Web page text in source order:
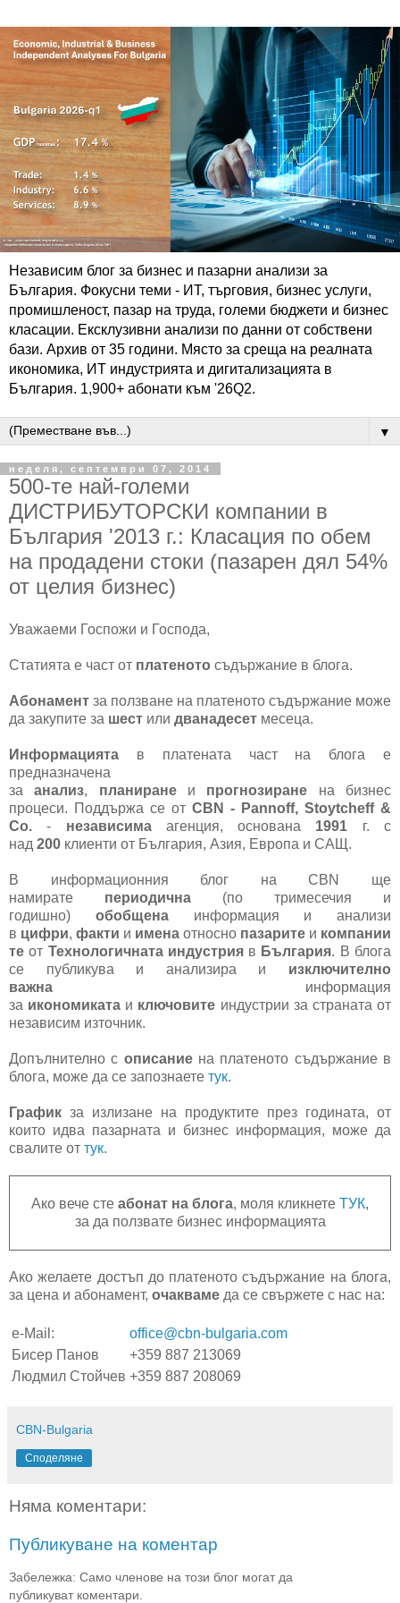
Независим блог за бизнес и пазарни анализи за
България. Фокусни теми - ИТ, търговия, бизнес услуги,
промишленост, пазар на труда, големи бюджети и бизнес
класации. Ексклузивни анализи по данни от собствени
бази. Архив от 35 години. Място за среща на реалната
икономика, ИТ индустрията и дигитализацията в
България. 1,900+ абонати към '26Q2.
▼
неделя, септември 07, 2014
500-те най-големи
ДИСТРИБУТОРСКИ компании в
България '2013 г.: Класация по обем
на продадени стоки (пазарен дял 54%
от целия бизнес)
Уважаеми Госпожи и Господа,
Статията е част от платеното съдържание в блога.
Абонамент за ползване на платеното съдържание може
да закупите за шест или дванадесет месеца.
Информацията в платената част на блога е
предназначена
заанализ, планиранеи прогнозиране на бизнес
процеси. Поддържа се от CBN - Pannoff, Stoytcheff &
Co. - независимаагенция, основана 1991 г. с
над 200 клиенти от България, Азия, Европа и САЩ.
В информационния блог на CBN ще
намирате периодична (по тримесечия и
годишно) обобщенаинформация и анализи
в цифри, факти и имена относно пазарите и компании
те от Технологичната индустрияв България. В блога
се публикува и анализира и изключително
важна информация
за икономиката и ключовите индустрии за страната от
независим източник.
Допълнително с описание на платеното съдържание в
блога, може да се запознаете тук.
График за излизане на продуктите през годината, от
които идва пазарната и бизнес информация, може да
свалите от тук.
Ако вече сте абонат на блога, моля кликнете ТУК,
за да ползвате бизнес информацията
Ако желаете достъп до платеното съдържание на блога,
за цена и абонамент, очакваме да се свържете с нас на:
e-Mail:
office@cbn-bulgaria.com
Бисер Панов
+359 887 213069
Людмил Стойчев +359 887 208069
CBN-Bulgaria
Споделяне
Няма коментари:
Публикуване на коментар
Забележка: Само членове на този блог могат да
публикуват коментари.